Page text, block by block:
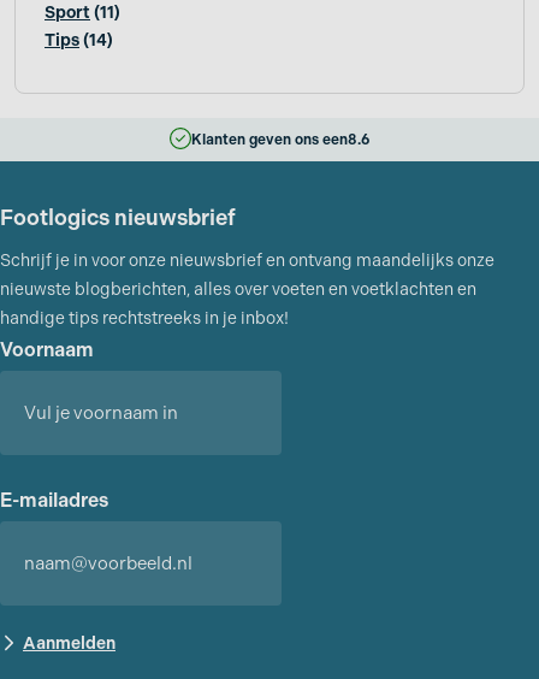
Sport (11)
Tips(14)
Klanten geven ons een8.6
Footlogics nieuwsbrief
Schrijf je in voor onze nieuwsbrief en ontvang maandelijks onze
nieuwste blogberichten, alles over voeten en voetklachten en
handige tips rechtstreeks in je inbox!
Voornaam
E-mailadres